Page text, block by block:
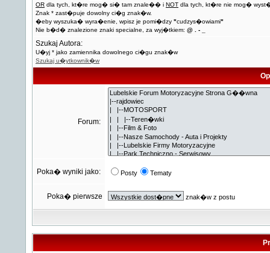
OR dla tych, kt�re mog� si� tam znale�� i NOT dla tych, kt�re nie mog�
Znak * zast�puje dowolny ci�g znak�w.
�eby wyszuka� wyra�enie, wpisz je pomi�dzy "cudzys�owiami"
Nie b�d� znalezione znaki specialne, za wyj�tkiem: @ . - _
Szukaj Autora:
U�yj * jako zamiennika dowolnego ci�gu znak�w
Szukaj u�ytkownik�w
Forum:
Poka� wyniki jako: Posty Tematy
Poka� pierwsze znak�w z postu